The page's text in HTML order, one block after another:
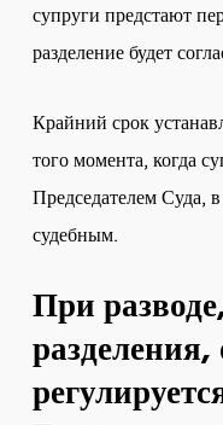
супруги предстают
разделение будет
Крайний срок
того момента, когда
Председателем Суда, в
судебным.
При